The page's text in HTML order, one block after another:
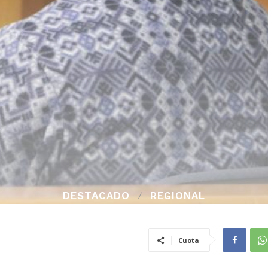
DESTACADO REGIONAL
Cuota